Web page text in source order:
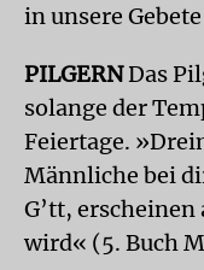
in unsere
PILGERNDas
solange der
Feiertage.
Männliche bei
G’tt,
wird« (5. Buch